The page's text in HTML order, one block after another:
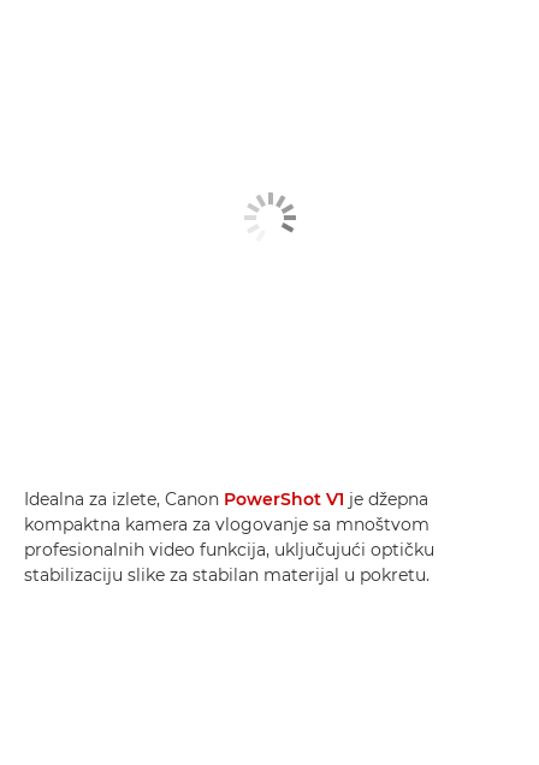
Idealna za izlete, Canon PowerShot V1 je džepna
kompaktna kamera za vlogovanje sa mnoštvom
profesionalnih video funkcija, uključujući optičku
stabilizaciju slike za stabilan materijal u pokretu.